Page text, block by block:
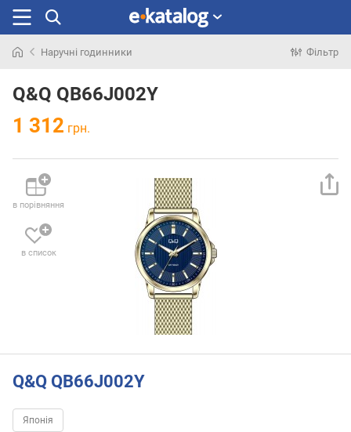
раніше
Наручні годинники Фільтр
Q&Q QB66J002Y
1 312 грн.
в порівняння
в список
Q&Q QB66J002Y
Японія